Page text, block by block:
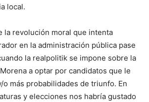
local.
la revolución moral que intenta
en la administración pública pase
la realpolitik se impone sobre la
a optar por candidatos que le
o más probabilidades de triunfo. En
y elecciones nos habría gustado